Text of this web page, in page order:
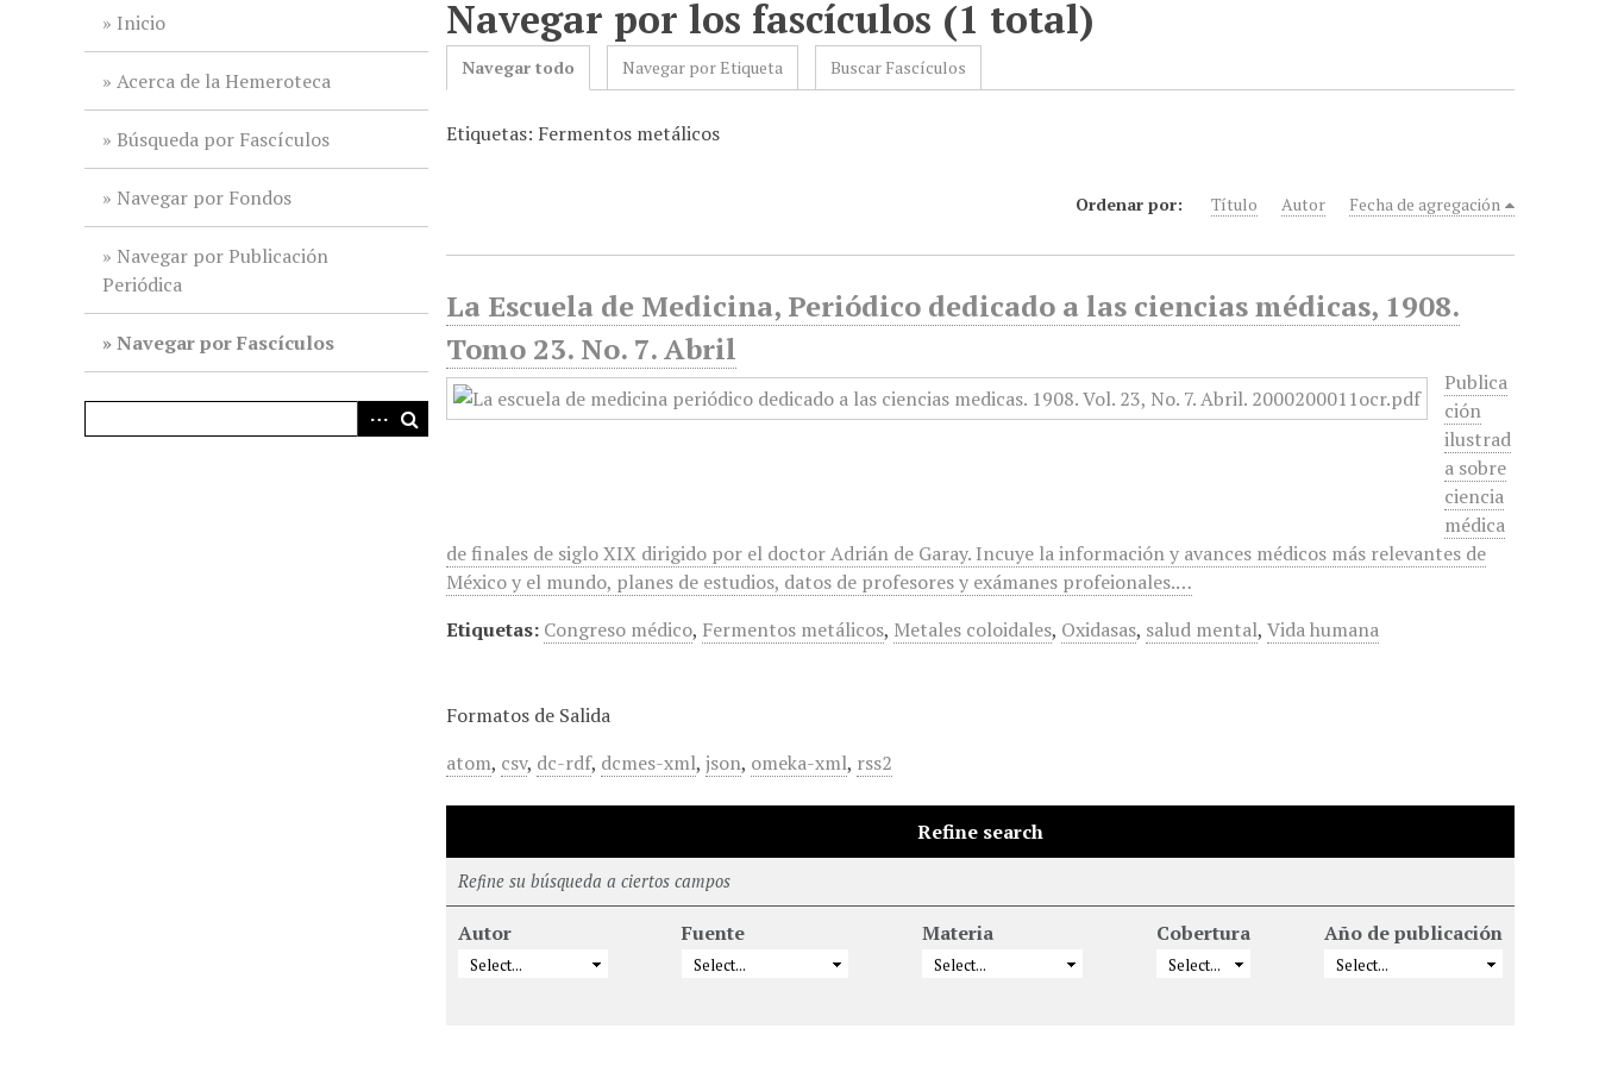
Inicio
Acerca de la Hemeroteca
Búsqueda por Fascículos
Navegar por Fondos
Navegar por Publicación
Periódica
Navegar por Fascículos
Navegar por los fascículos (1 total)
Navegar todo Navegar por Etiqueta Buscar Fascículos
Etiquetas: Fermentos metálicos
Ordenar por: Título Autor Fecha de agregación
La Escuela de Medicina, Periódico dedicado a las ciencias médicas, 1908.
Tomo 23. No. 7. Abril
Publica
ción
ilustrad
a sobre
ciencia
médica
de finales de siglo XIX dirigido por el doctor Adrián de Garay. Incuye la información y avances médicos más relevantes de
México y el mundo, planes de estudios, datos de profesores y exámanes profeionales.…
Etiquetas: Congreso médico, Fermentos metálicos, Metales coloidales, Oxidasas, salud mental,Vida humana
Formatos de Salida
atom, csv, dc-rdf, dcmes-xml,json, omeka-xml, rss2
Refine search
Refine su búsqueda a ciertos campos
Autor Fuente Materia Cobertura Año de publicación